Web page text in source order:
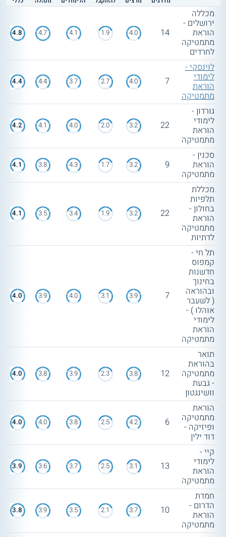
מכללה
ירושלים -
הוראת
מתמטיקה
לחרדים
14
4.0
1.9
4.1
4.7
4.8
לוינסקי -
לימודי
הוראת
מתמטיקה
7
4.0
2.7
3.7
4.4
4.4
גורדון -
לימודי
הוראת
מתמטיקה
22
3.2
2.0
4.0
4.1
4.2
סכנין -
הוראת
מתמטיקה
9
3.2
1.7
4.3
3.8
4.1
מכללת
תלפיות
בחולון -
הוראת
מתמטיקה
לדתיות
22
3.2
1.9
3.4
3.5
4.1
תל חי -
קמפוס
חדשנות
בחינוך
ובהוראה
( לשעבר
אוהלו ) -
לימודי
הוראת
מתמטיקה
7
3.9
3.1
4.0
3.9
4.0
תואר
בהוראת
מתמטיקה
- גבעת
וושינגטון
12
3.8
2.3
3.9
3.8
4.0
הוראת
מתמטיקה
ופיזיקה -
דוד ילין
6
4.2
2.5
3.8
4.0
4.0
קיי -
לימודי
הוראת
מתמטיקה
13
3.1
2.5
3.7
3.6
3.9
חמדת
הדרום -
הוראת
מתמטיקה
10
3.7
2.1
3.5
3.9
3.8